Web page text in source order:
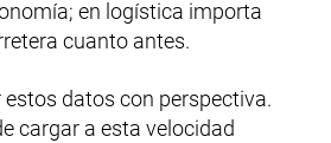
en logística importa
cuanto antes.
estos datos con perspectiva.
cargar a esta velocidad